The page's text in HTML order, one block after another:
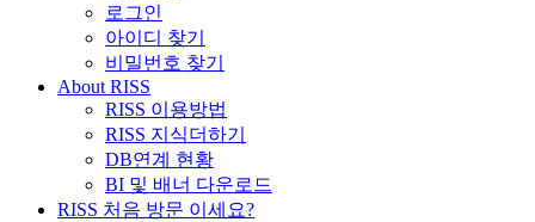
로그인
아이디 찾기
비밀번호 찾기
About RISS
RISS 이용방법
RISS 지식더하기
DB연계 현황
BI 및 배너 다운로드
RISS 처음 방문 이세요?